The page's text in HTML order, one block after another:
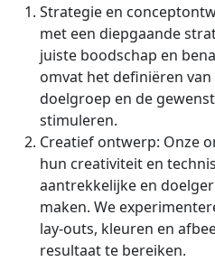
Strategie en
met een diepgaande
juiste boodschap en
omvat het definiëren
doelgroep en de
stimuleren.
Creatief ontwerp: Onze
hun creativiteit en
aantrekkelijke en
maken. We
lay-outs, kleuren en
resultaat te bereiken.